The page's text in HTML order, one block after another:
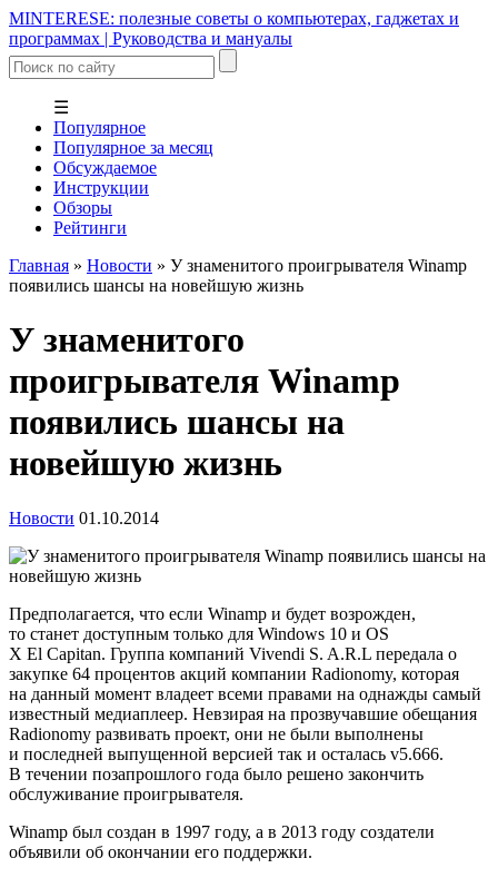
MINTERESE: полезные советы о компьютерах, гаджетах и
программах | Руководства и мануалы
☰
Популярное
Популярное за месяц
Обсуждаемое
Инструкции
Обзоры
Рейтинги
Главная » Новости » У знаменитого проигрывателя Winamp
появились шансы на новейшую жизнь
У знаменитого
проигрывателя Winamp
появились шансы на
новейшую жизнь
Новости 01.10.2014
Предполагается, что если Winamp и будет возрожден,
то станет доступным только для Windows 10 и OS
X El Capitan. Группа компаний Vivendi S. A.R.L передала о
закупке 64 процентов акций компании Radionomy, которая
на данный момент владеет всеми правами на однажды самый
известный медиаплеер. Невзирая на прозвучавшие обещания
Radionomy развивать проект, они не были выполнены
и последней выпущенной версией так и осталась v5.666.
В течении позапрошлого года было решено закончить
обслуживание проигрывателя.
Winamp был создан в 1997 году, а в 2013 году создатели
объявили об окончании его поддержки.